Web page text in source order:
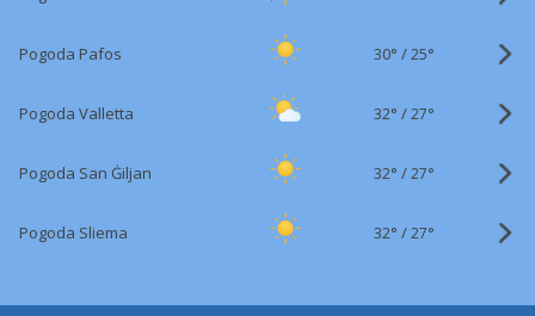
Pogoda Pafos 30° /25°
Pogoda Valletta 32° /27°
Pogoda San Ġiljan 32° /27°
Pogoda Sliema 32° /27°